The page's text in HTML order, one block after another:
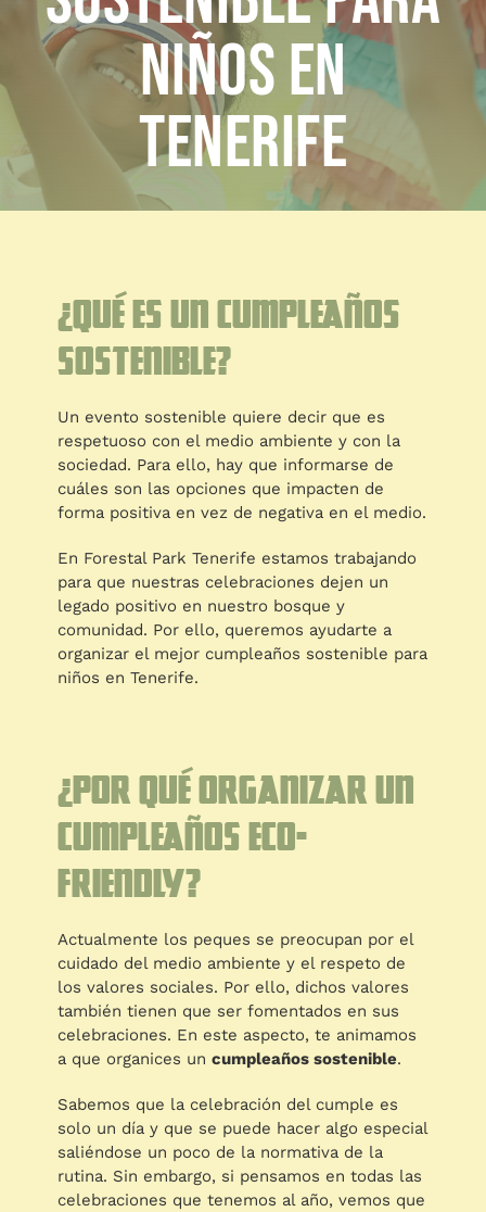
BLOG
A medida
niños en
Tenerife
¿Qué es un cumpleaños
sostenible?
Un evento sostenible quiere decir que es
respetuoso con el medio ambiente y con la
sociedad. Para ello, hay que informarse de
cuáles son las opciones que impacten de
forma positiva en vez de negativa en el medio.
En Forestal Park Tenerife estamos trabajando
para que nuestras celebraciones dejen un
legado positivo en nuestro bosque y
comunidad. Por ello, queremos ayudarte a
organizar el mejor cumpleaños sostenible para
niños en Tenerife.
¿Por qué organizar un
cumpleaños eco-
friendly?
Actualmente los peques se preocupan por el
cuidado del medio ambiente y el respeto de
los valores sociales. Por ello, dichos valores
también tienen que ser fomentados en sus
celebraciones. En este aspecto, te animamos
a que organices uncumpleaños sostenible.
Sabemos que la celebración del cumple es
solo un día y que se puede hacer algo especial
saliéndose un poco de la normativa de la
rutina. Sin embargo, si pensamos en todas las
celebraciones que tenemos al año, vemos que